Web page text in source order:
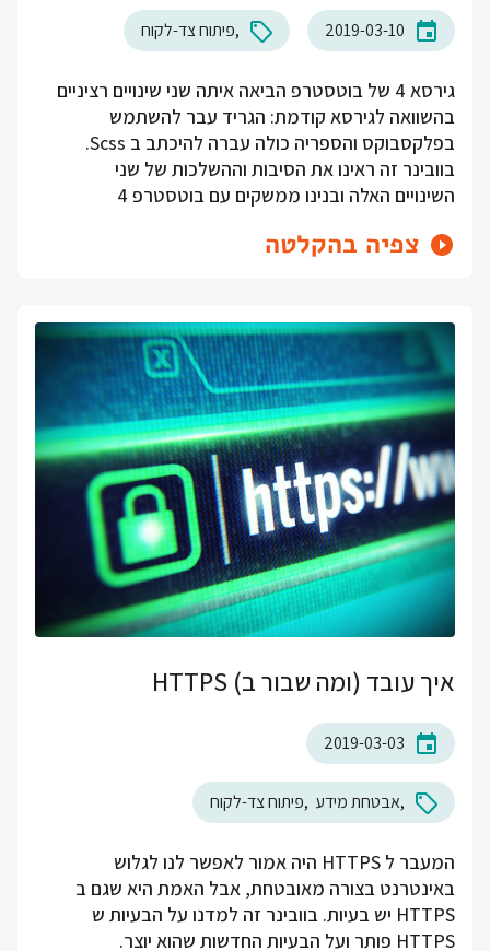
2019-03-10 פיתוח צד-לקוח
גירסא 4 של בוטסטרפ הביאה איתה שני שינויים רציניים
בהשוואה לגירסא קודמת: הגריד עבר להשתמש
בפלקסבוקס והספריה כולה עברה להיכתב ב Scss.
בוובינר זה ראינו את הסיבות וההשלכות של שני
השינויים האלה ובנינו ממשקים עם בוטסטרפ 4
צפיה בהקלטה
איך עובד (ומה שבור ב) HTTPS
2019-03-03
אבטחת מידע פיתוח צד-לקוח
המעבר ל HTTPS היה אמור לאפשר לנו לגלוש
באינטרנט בצורה מאובטחת, אבל האמת היא שגם ב
HTTPS יש בעיות. בוובינר זה למדנו על הבעיות ש
HTTPS פותר ועל הבעיות החדשות שהוא יוצר.